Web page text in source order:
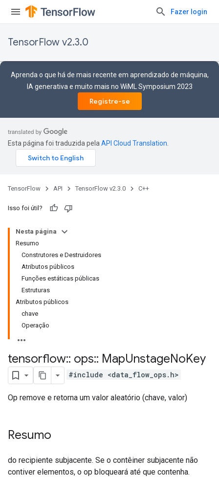
Fazer login
TensorFlow v2.3.0
Aprenda o que há de mais recente em aprendizado de máquina,
IA generativa e muito mais no WiML Symposium 2023
Registre-se
Esta página foi traduzida pela API Cloud Translation
TensorFlow API TensorFlow v2.3.0 C++
Isso foi útil?
Nesta página
Resumo
Construtores e Destruidores
Atributos públicos
Funções estáticas públicas
Estruturas
Atributos públicos
chave
Operação
tensorflow:: ops:: MapUnstageNoKey
#include <data_flow_ops.h>
Op remove e retorna um valor aleatório (chave, valor)
Resumo
do recipiente subjacente. Se o contêiner subjacente não
contiver elementos, o op bloqueará até que contenha.